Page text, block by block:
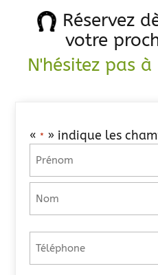
Réservez
votre
N'hésitez pas
«* » indique les
Prénom